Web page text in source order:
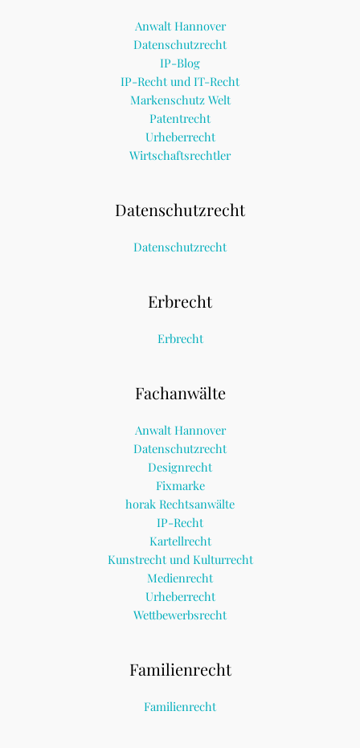
Anwalt Hannover
Datenschutzrecht
IP-Blog
IP-Recht und IT-Recht
Markenschutz Welt
Patentrecht
Urheberrecht
Wirtschaftsrechtler
Datenschutzrecht
Datenschutzrecht
Erbrecht
Erbrecht
Fachanwälte
Anwalt Hannover
Datenschutzrecht
Designrecht
Fixmarke
horak Rechtsanwälte
IP-Recht
Kartellrecht
Kunstrecht und Kulturrecht
Medienrecht
Urheberrecht
Wettbewerbsrecht
Familienrecht
Familienrecht